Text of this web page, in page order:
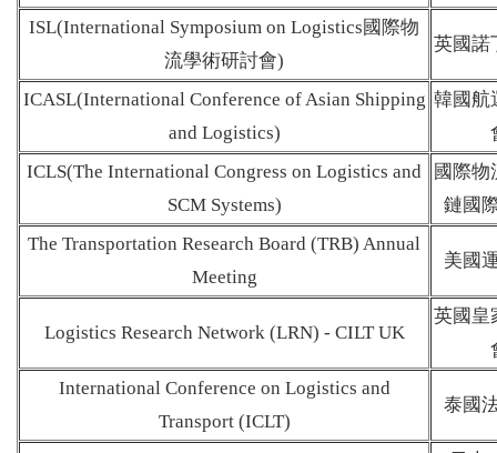
ISL(International Symposium on Logistics國際物
流學術研討會)
英國諾
ICASL(International Conference of Asian Shipping
and Logistics)
韓國航
ICLS(The International Congress on Logistics and
SCM Systems)
國際物
鏈國
The Transportation Research Board (TRB) Annual
Meeting
美國
Logistics Research Network (LRN) - CILT UK
英國皇
International Conference on Logistics and
Transport (ICLT)
泰國